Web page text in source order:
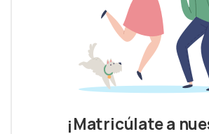
¡Matricúlate a